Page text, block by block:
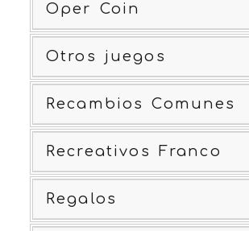
Oper Coin
Otros juegos
Recambios Comunes
Recreativos Franco
Regalos